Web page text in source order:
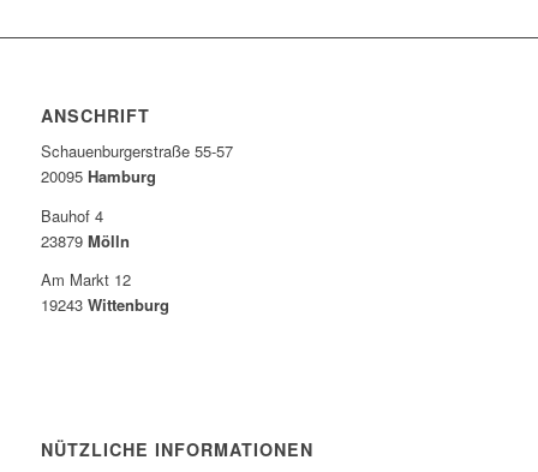
ANSCHRIFT
Schauenburgerstraße 55-57
20095 Hamburg
Bauhof 4
23879 Mölln
Am Markt 12
19243 Wittenburg
NÜTZLICHE INFORMATIONEN